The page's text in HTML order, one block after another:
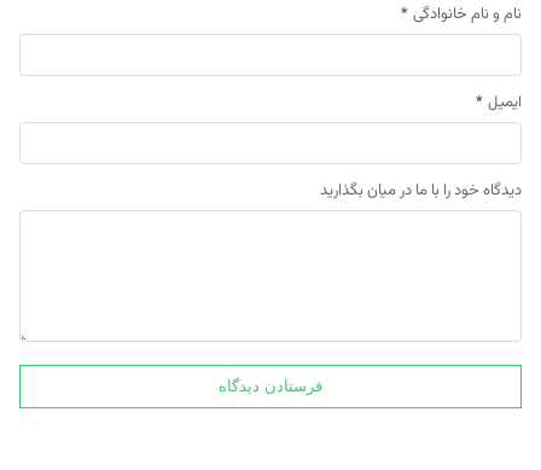
نام و نام خانوادگی *
ایمیل *
دیدگاه خود را با ما در میان بگذارید